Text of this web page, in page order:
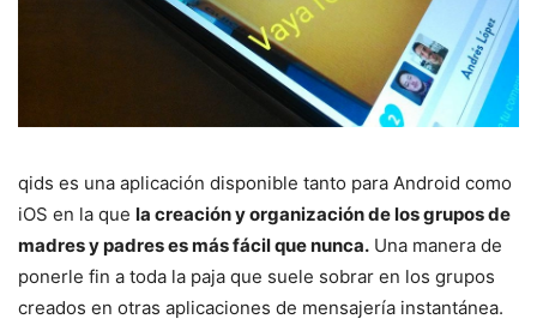
qids es una aplicación disponible tanto para Android como
iOS en la que la creación y organización de los grupos de
madres y padres es más fácil que nunca. Una manera de
ponerle fin a toda la paja que suele sobrar en los grupos
creados en otras aplicaciones de mensajería instantánea.